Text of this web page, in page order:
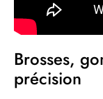
Brosses,
précision